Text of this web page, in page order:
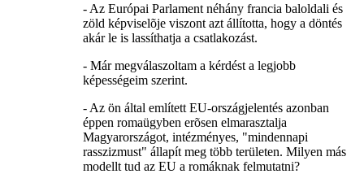
- Az Európai Parlament néhány francia baloldali és
zöld képviselõje viszont azt állította, hogy a döntés
akár le is lassíthatja a csatlakozást.
- Már megválaszoltam a kérdést a legjobb
képességeim szerint.
- Az ön által említett EU-országjelentés azonban
éppen romaügyben erõsen elmarasztalja
Magyarországot, intézményes, "mindennapi
rasszizmust" állapít meg több területen. Milyen más
modellt tud az EU a romáknak felmutatni?